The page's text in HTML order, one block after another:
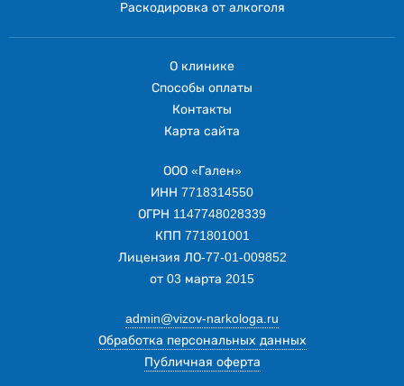
Раскодировка от алкоголя
О клинике
Способы оплаты
Контакты
Карта сайта
ООО «Гален»
ИНН 7718314550
ОГРН 1147748028339
КПП 771801001
Лицензия ЛО-77-01-009852
от 03 марта 2015
admin@vizov-narkologa.ru
Обработка персональных данных
Публичная оферта